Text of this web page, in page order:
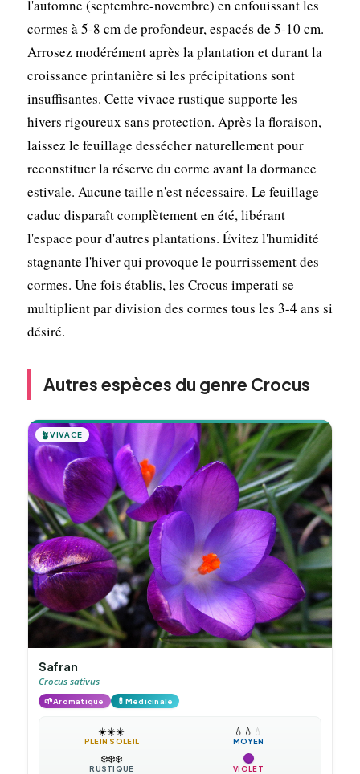
l'automne (septembre-novembre) en enfouissant les
cormes à 5-8 cm de profondeur, espacés de 5-10 cm.
Arrosez modérément après la plantation et durant la
croissance printanière si les précipitations sont
insuffisantes. Cette vivace rustique supporte les
hivers rigoureux sans protection. Après la floraison,
laissez le feuillage dessécher naturellement pour
reconstituer la réserve du corme avant la dormance
estivale. Aucune taille n'est nécessaire. Le feuillage
caduc disparaît complètement en été, libérant
l'espace pour d'autres plantations. Évitez l'humidité
stagnante l'hiver qui provoque le pourrissement des
cormes. Une fois établis, les Crocus imperati se
multiplient par division des cormes tous les 3-4 ans si
désiré.
Autres espèces du genre Crocus
🪴VIVACE
Safran
Crocus sativus
🌱Aromatique 💊 Médicinale
☀️☀️☀️
PLEIN SOLEIL
💧 💧 💧
MOYEN
❄️❄️❄️
RUSTIQUE VIOLET